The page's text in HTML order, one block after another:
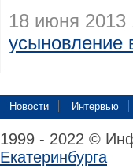
18 июня 2013
усыновление
Новости Интервью
1999 - 2022 ©
Екатеринбурга